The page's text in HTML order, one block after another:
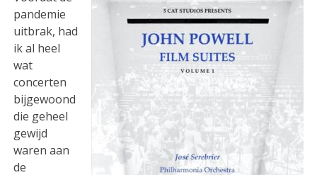
pandemie
uitbrak, had
ik al heel
wat
concerten
bijgewoond
die geheel
gewijd
waren aan
de